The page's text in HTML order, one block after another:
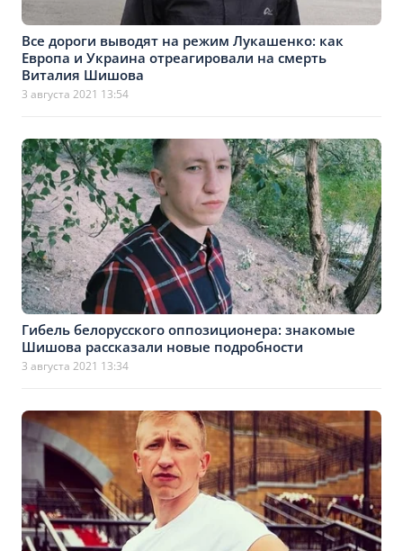
Все дороги выводят на режим Лукашенко: как
Европа и Украина отреагировали на смерть
Виталия Шишова
3 августа 2021 13:54
Гибель белорусского оппозиционера: знакомые
Шишова рассказали новые подробности
3 августа 2021 13:34